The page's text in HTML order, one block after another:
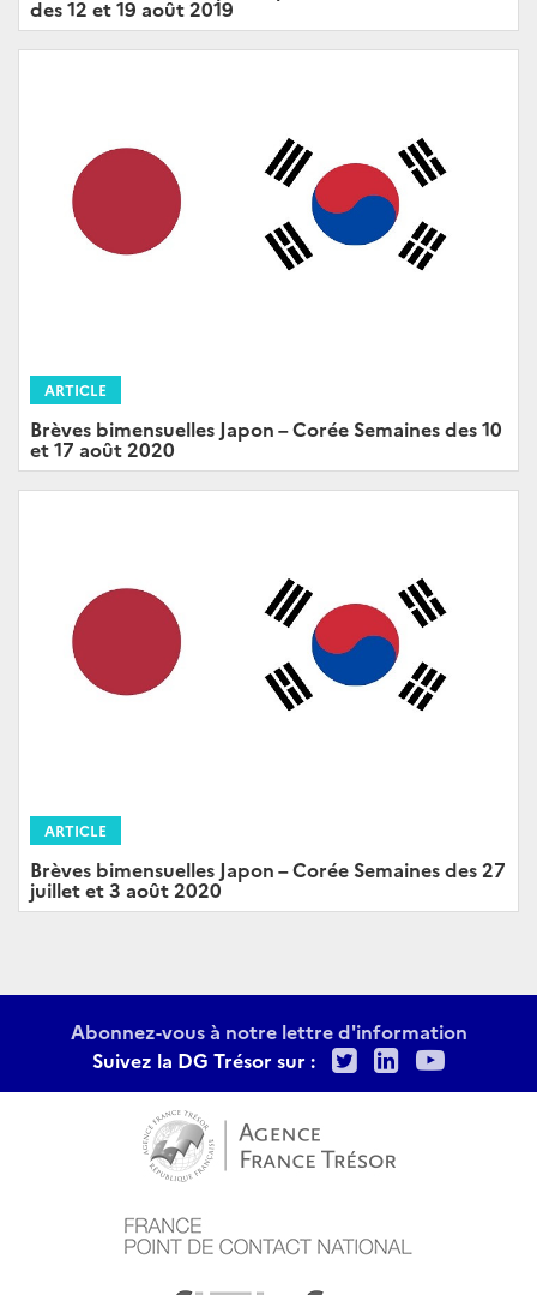
des 12 et 19 août 2019
ARTICLE
Brèves bimensuelles Japon – Corée Semaines des 10
et 17 août 2020
ARTICLE
Brèves bimensuelles Japon – Corée Semaines des 27
juillet et 3 août 2020
Abonnez-vous à notre lettre d'information
Suivez la DG Trésor sur :
TwitterLinkedIn